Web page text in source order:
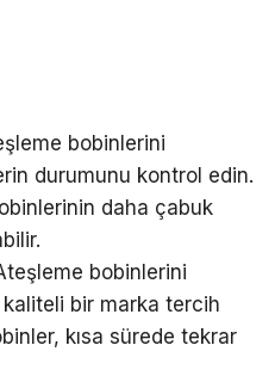
bobinlerini
durumunu kontrol edin.
daha çabuk
bobinlerini
bir marka tercih
kısa sürede tekrar